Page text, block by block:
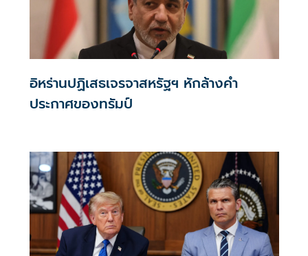
อิหร่านปฏิเสธเจรจาสหรัฐฯ หักล้างคำ
ประกาศของทรัมป์